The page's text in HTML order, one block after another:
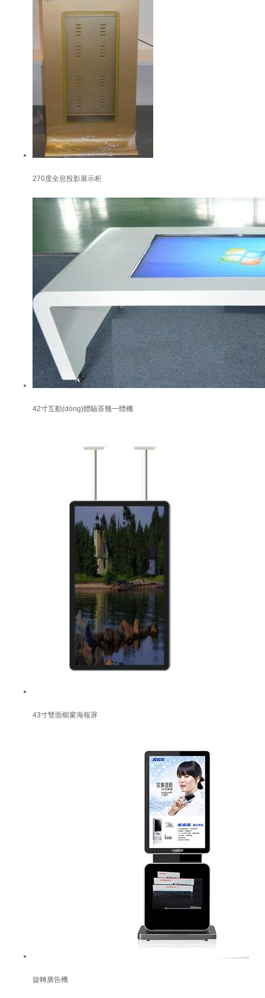
270度全息投影展示柜
42寸互動(dòng)體驗茶幾一體機
43寸雙面櫥窗海報屏
旋轉廣告機